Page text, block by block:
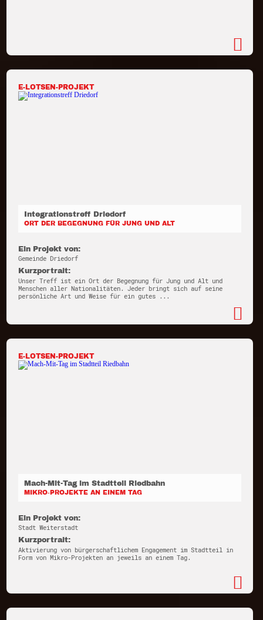
E-LOTSEN-PROJEKT
Integrationstreff Driedorf
ORT DER BEGEGNUNG FÜR JUNG UND ALT
Ein Projekt von:
Gemeinde Driedorf
Kurzportrait:
Unser Treff ist ein Ort der Begegnung für Jung und Alt und
Menschen aller Nationalitäten. Jeder bringt sich auf seine
persönliche Art und Weise für ein gutes ...
E-LOTSEN-PROJEKT
Mach-Mit-Tag im Stadtteil Riedbahn
MIKRO-PROJEKTE AN EINEM TAG
Ein Projekt von:
Stadt Weiterstadt
Kurzportrait:
Aktivierung von bürgerschaftlichem Engagement im Stadtteil in
Form von Mikro-Projekten an jeweils an einem Tag.